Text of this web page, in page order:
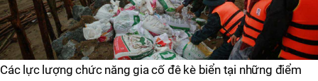
Các lực lượng chức năng gia cố đê kè biển tại những điểm